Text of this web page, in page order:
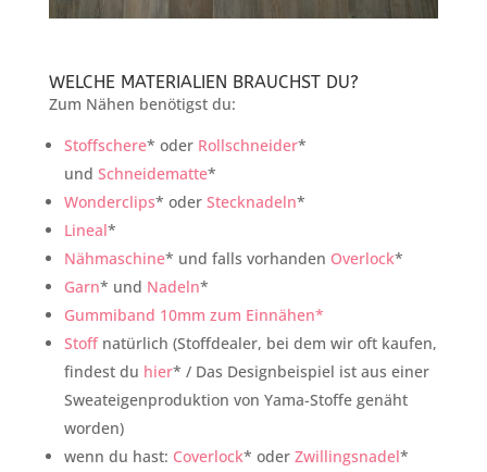
WELCHE MATERIALIEN BRAUCHST DU?
Zum Nähen benötigst du:
Stoffschere* oder Rollschneider*
und Schneidematte*
Wonderclips* oder Stecknadeln*
Lineal*
Nähmaschine* und falls vorhanden Overlock*
Garn* und Nadeln*
Gummiband 10mm zum Einnähen*
Stoff natürlich (Stoffdealer, bei dem wir oft kaufen,
findest du hier* / Das Designbeispiel ist aus einer
Sweateigenproduktion von Yama-Stoffe genäht
worden)
wenn du hast: Coverlock* oder Zwillingsnadel*